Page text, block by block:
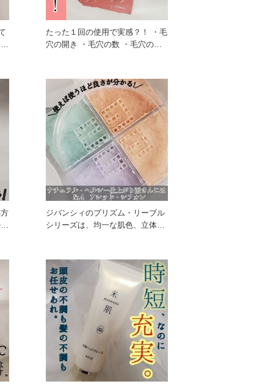
たった１回の使用で実感？！ ・毛
穴の開き ・毛穴の数 ・毛穴の大
ジバンシィのプリズム・リーブル
シリーズは、均一な肌色、立体感